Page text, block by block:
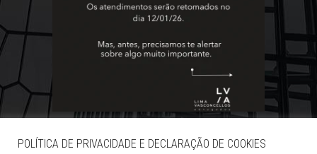
POLÍTICA DE PRIVACIDADE E DECLARAÇÃO DE COOKIES